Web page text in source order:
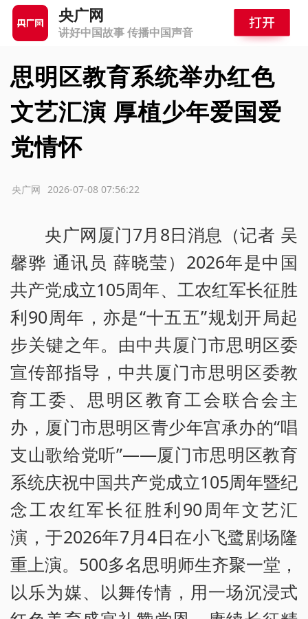
央广网
讲好中国故事 传播中国声音
思明区教育系统举办红色
文艺汇演 厚植少年爱国爱
党情怀
2026-07-08 07:56:22
央广网
央广网厦门7月8日消息（记者 吴
馨骅 通讯员 薛晓莹）2026年是中国
共产党成立105周年、工农红军长征胜
利90周年，亦是“十五五”规划开局起
步关键之年。由中共厦门市思明区委
宣传部指导，中共厦门市思明区委教
育工委、思明区教育工会联合会主
办，厦门市思明区青少年宫承办的“唱
支山歌给党听”——厦门市思明区教育
系统庆祝中国共产党成立105周年暨纪
念工农红军长征胜利90周年文艺汇
演，于2026年7月4日在小飞鹭剧场隆
重上演。500多名思明师生齐聚一堂，
以乐为媒、以舞传情，用一场沉浸式